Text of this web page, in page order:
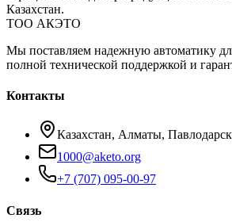
Казахстан.
ТОО АКЭТО
Мы поставляем надежную автоматику
полной технической поддержкой и
Контакты
Казахстан, Алматы,
1000@aketo.org
+7 (707) 095-00-97
Связь